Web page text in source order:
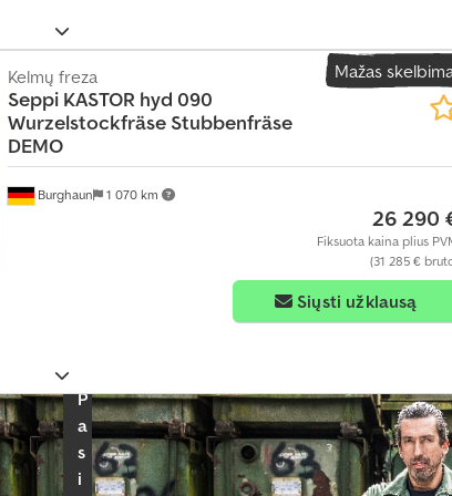
Mažas
Burghaun 1 070 km
Kelmų freza
Seppi KASTOR hyd 090
Wurzelstockfräse Stubbenfräse
DEMO
26 290
Fiksuota kaina plius
(31 285 €
Siųsti užklausą
j
s
i
ų
j
ų
k
a
P
a
s
i